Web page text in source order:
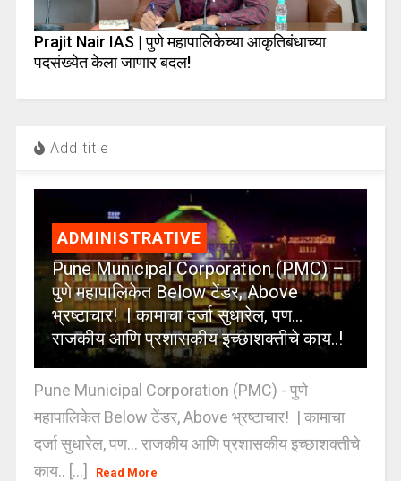
Prajit Nair IAS | पुणे महापालिकेच्या आकृतिबंधाच्या
पदसंख्येत केला जाणार बदल!
Add title
ADMINISTRATIVE
Pune Municipal Corporation (PMC) –
पुणे महापालिकेत Below टेंडर, Above
भ्रष्टाचार! | कामाचा दर्जा सुधारेल, पण…
राजकीय आणि प्रशासकीय इच्छाशक्तीचे काय..!
Pune Municipal Corporation (PMC) - पुणे
महापालिकेत Below टेंडर, Above भ्रष्टाचार! | कामाचा
दर्जा सुधारेल, पण… राजकीय आणि प्रशासकीय इच्छाशक्तीचे
काय.. [...]
Read More